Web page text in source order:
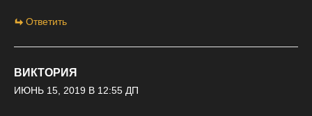
Ответить
ВИКТОРИЯ
ИЮНЬ 15, 2019 В 12:55 ДП